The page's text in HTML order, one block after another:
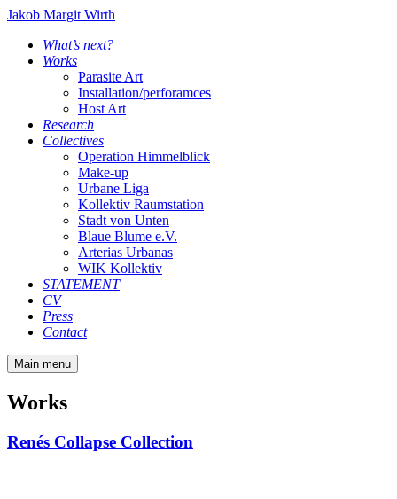
Jakob Margit Wirth
What’s next?
Works
Parasite Art
Installation/perforamces
Host Art
Research
Collectives
Operation Himmelblick
Make-up
Urbane Liga
Kollektiv Raumstation
Stadt von Unten
Blaue Blume e.V.
Arterias Urbanas
WIK Kollektiv
STATEMENT
CV
Press
Contact
Main menu
Works
Renés Collapse Collection